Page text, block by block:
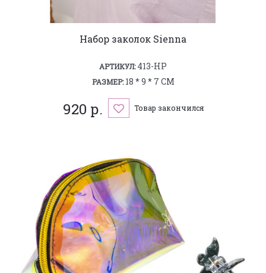
Набор заколок Sienna
АРТИКУЛ:413-HP
РАЗМЕР:18 * 9 * 7 СМ
920 р. Товар закончился